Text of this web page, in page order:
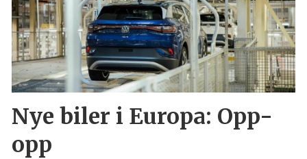
Nye biler i Europa: Opp-
opp